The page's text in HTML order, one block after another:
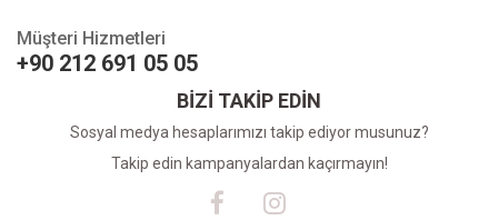
Müşteri Hizmetleri
+90 212 691 05 05
BİZİ TAKİP EDİN
Sosyal medya hesaplarımızı takip ediyor musunuz?
Takip edin kampanyalardan kaçırmayın!